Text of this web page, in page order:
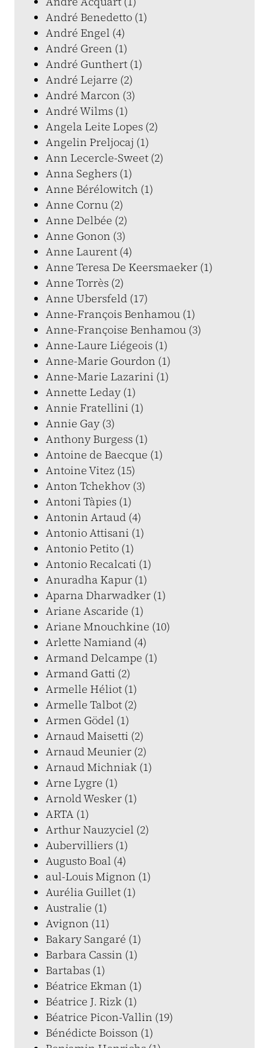
André Benedetto (1)
André Engel (4)
André Green (1)
André Gunthert (1)
André Lejarre (2)
André Marcon (3)
André Wilms (1)
Angela Leite Lopes (2)
Angelin Preljocaj (1)
Ann Lecercle-Sweet (2)
Anna Seghers (1)
Anne Bérélowitch (1)
Anne Cornu (2)
Anne Delbée (2)
Anne Gonon (3)
Anne Laurent (4)
Anne Teresa De Keersmaeker (1)
Anne Torrès (2)
Anne Ubersfeld (17)
Anne-François Benhamou (1)
Anne-Françoise Benhamou (3)
Anne-Laure Liégeois (1)
Anne-Marie Gourdon (1)
Anne-Marie Lazarini (1)
Annette Leday (1)
Annie Fratellini (1)
Annie Gay (3)
Anthony Burgess (1)
Antoine de Baecque (1)
Antoine Vitez (15)
Anton Tchekhov (3)
Antoni Tàpies (1)
Antonin Artaud (4)
Antonio Attisani (1)
Antonio Petito (1)
Antonio Recalcati (1)
Anuradha Kapur (1)
Aparna Dharwadker (1)
Ariane Ascaride (1)
Ariane Mnouchkine (10)
Arlette Namiand (4)
Armand Delcampe (1)
Armand Gatti (2)
Armelle Héliot (1)
Armelle Talbot (2)
Armen Gödel (1)
Arnaud Maisetti (2)
Arnaud Meunier (2)
Arnaud Michniak (1)
Arne Lygre (1)
Arnold Wesker (1)
ARTA (1)
Arthur Nauzyciel (2)
Aubervilliers (1)
Augusto Boal (4)
aul-Louis Mignon (1)
Aurélia Guillet (1)
Australie (1)
Avignon (11)
Bakary Sangaré (1)
Barbara Cassin (1)
Bartabas (1)
Béatrice Ekman (1)
Béatrice J. Rizk (1)
Béatrice Picon-Vallin (19)
Bénédicte Boisson (1)